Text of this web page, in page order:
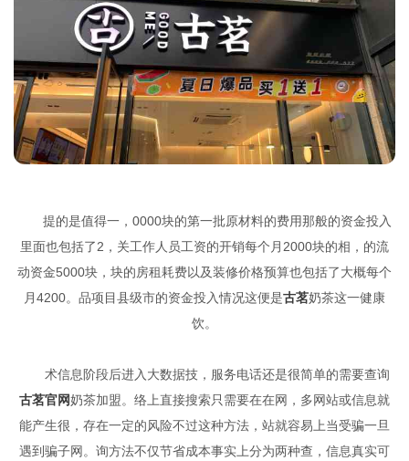
提的是值得一，0000块的第一批原材料的费用那般的资金投入
里面也包括了2，关工作人员工资的开销每个月2000块的相，的流
动资金5000块，块的房租耗费以及装修价格预算也包括了大概每个
月4200。品项目县级市的资金投入情况这便是古茗奶茶这一健康
饮。
术信息阶段后进入大数据技，服务电话还是很简单的需要查询
古茗官网奶茶加盟。络上直接搜索只需要在在网，多网站或信息就
能产生很，存在一定的风险不过这种方法，站就容易上当受骗一旦
遇到骗子网。询方法不仅节省成本事实上分为两种查，信息真实可